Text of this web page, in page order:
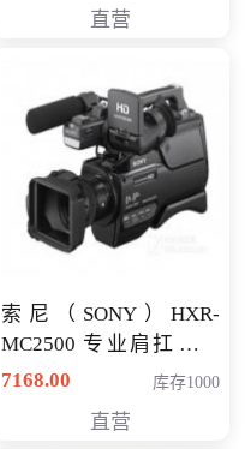
直营
索尼（SONY）HXR-
MC2500 专业肩扛式存
储卡全高清摄录一体机
清入门级摄像机
7168.00 库存1000
直营